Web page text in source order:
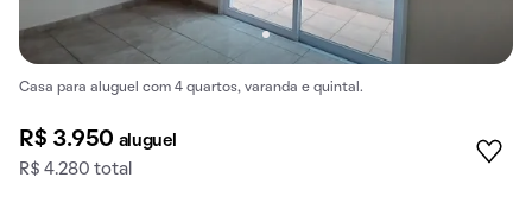
Casa para aluguel com 4 quartos, varanda e quintal.
R$ 3.950 aluguel
R$ 4.280 total